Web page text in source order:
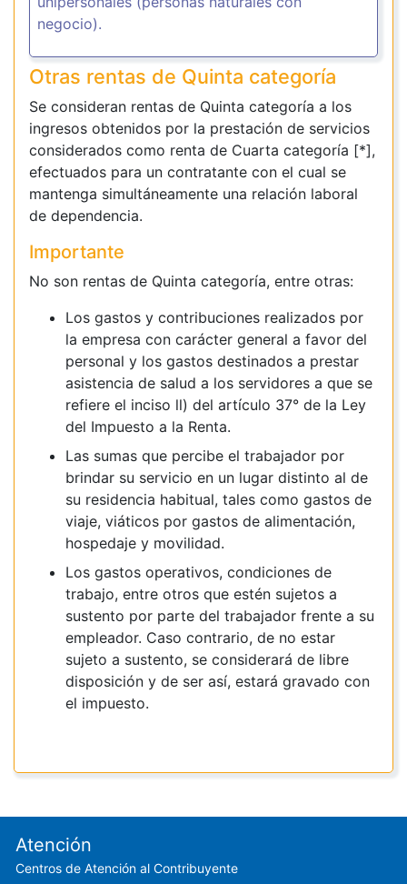
negocio).
Otras rentas de Quinta categoría
Se consideran rentas de Quinta categoría a los
ingresos obtenidos por la prestación de servicios
considerados como renta de Cuarta categoría [*],
efectuados para un contratante con el cual se
mantenga simultáneamente una relación laboral
de dependencia.
Importante
No son rentas de Quinta categoría, entre otras:
Los gastos y contribuciones realizados por
la empresa con carácter general a favor del
personal y los gastos destinados a prestar
asistencia de salud a los servidores a que se
refiere el inciso ll) del artículo 37° de la Ley
del Impuesto a la Renta.
Las sumas que percibe el trabajador por
brindar su servicio en un lugar distinto al de
su residencia habitual, tales como gastos de
viaje, viáticos por gastos de alimentación,
hospedaje y movilidad.
Los gastos operativos, condiciones de
trabajo, entre otros que estén sujetos a
sustento por parte del trabajador frente a su
empleador. Caso contrario, de no estar
sujeto a sustento, se considerará de libre
disposición y de ser así, estará gravado con
el impuesto.
Footer menu
Atención
Centros de Atención al Contribuyente